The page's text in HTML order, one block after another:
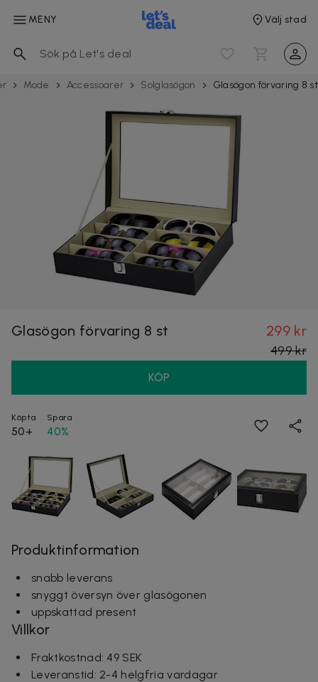
MENY Välj stad
Mode Acces­soarer Solglasögon Glasögon förvaring 8 st
Glasögon förvaring 8 st 299 kr
499 kr
KÖP
Köpta
50+
Spara
40%
Produktinformation
snabb leverans
snyggt översyn över glasögonen
uppskattad present
Villkor
Fraktkostnad: 49 SEK
Leveranstid: 2-4 helgfria vardagar